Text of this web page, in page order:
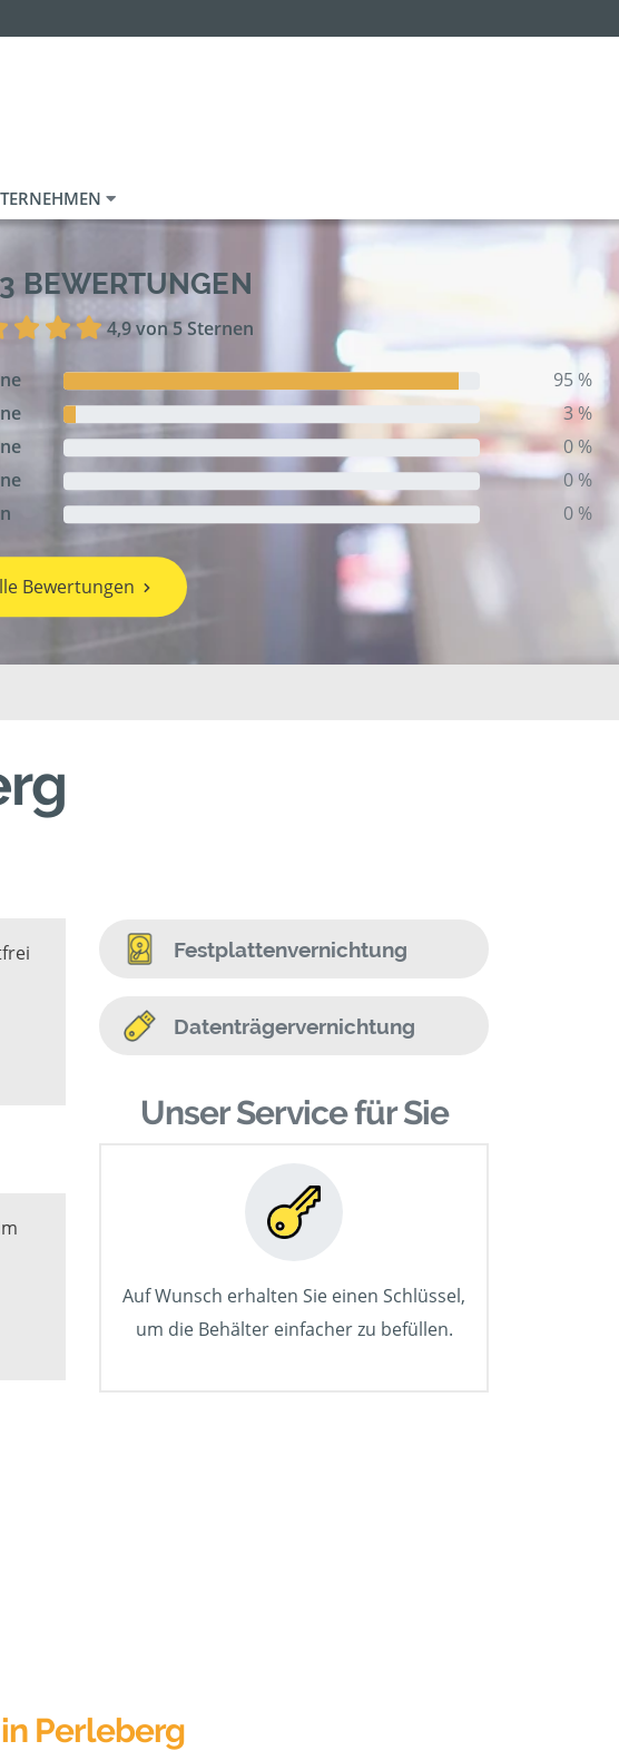
BEWERTUNGEN
4,9 von 5 Sternen
95 %
3 %
0 %
0 %
0 %
Bewertungen
Festplattenvernichtung
Datenträgervernichtung
Unser Service für Sie
Auf Wunsch erhalten Sie einen Schlüssel,
um die Behälter einfacher zu befüllen.
Perleberg